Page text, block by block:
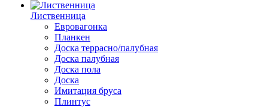
Лиственница
Евровагонка
Планкен
Доска террасно/палубная
Доска палубная
Доска пола
Доска
Имитация бруса
Плинтус